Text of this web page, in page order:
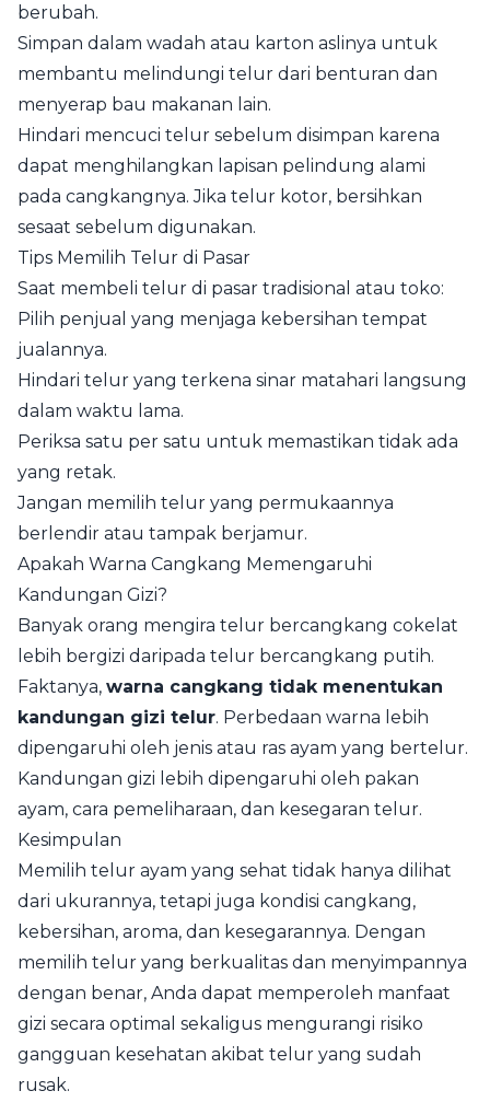
berubah.
Simpan dalam wadah atau karton aslinya untuk
membantu melindungi telur dari benturan dan
menyerap bau makanan lain.
Hindari mencuci telur sebelum disimpan karena
dapat menghilangkan lapisan pelindung alami
pada cangkangnya. Jika telur kotor, bersihkan
sesaat sebelum digunakan.
Tips Memilih Telur di Pasar
Saat membeli telur di pasar tradisional atau toko:
Pilih penjual yang menjaga kebersihan tempat
jualannya.
Hindari telur yang terkena sinar matahari langsung
dalam waktu lama.
Periksa satu per satu untuk memastikan tidak ada
yang retak.
Jangan memilih telur yang permukaannya
berlendir atau tampak berjamur.
Apakah Warna Cangkang Memengaruhi
Kandungan Gizi?
Banyak orang mengira telur bercangkang cokelat
lebih bergizi daripada telur bercangkang putih.
Faktanya, warna cangkang tidak menentukan
kandungan gizi telur. Perbedaan warna lebih
dipengaruhi oleh jenis atau ras ayam yang bertelur.
Kandungan gizi lebih dipengaruhi oleh pakan
ayam, cara pemeliharaan, dan kesegaran telur.
Kesimpulan
Memilih telur ayam yang sehat tidak hanya dilihat
dari ukurannya, tetapi juga kondisi cangkang,
kebersihan, aroma, dan kesegarannya. Dengan
memilih telur yang berkualitas dan menyimpannya
dengan benar, Anda dapat memperoleh manfaat
gizi secara optimal sekaligus mengurangi risiko
gangguan kesehatan akibat telur yang sudah
rusak.